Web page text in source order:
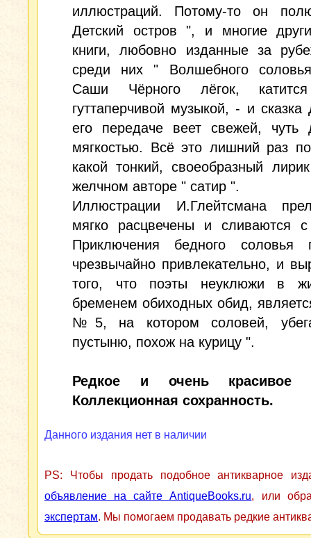
иллюстраций. Потому-то он
Детский остров ", и многие
книги, любовно изданные за
среди них " Волшебного
Саши Чёрного лёгок,
гуттаперчивой музыкой, - и
его передаче веет свежей, чуть
мягкостью. Всё это лишний раз
какой тонкий, своеобразный
желчном авторе " сатир ".
Иллюстрации И.Глейтсмана
мягко расцвечены и сливаются с
Приключения бедного соловья
чрезвычайно привлекательно, и
того, что поэты неуклюжи в
бременем обиходных обид,
№5, на котором соловей,
пустыню, похож на курицу ".
Редкое и очень красивое
Коллекционная сохранность.
Данного издания нет в наличии
PS: Чтобы продать подобное антикварное
объявление на сайте AntiqueBooks.ru, или
экспертам. Мы помогаем продавать редкие